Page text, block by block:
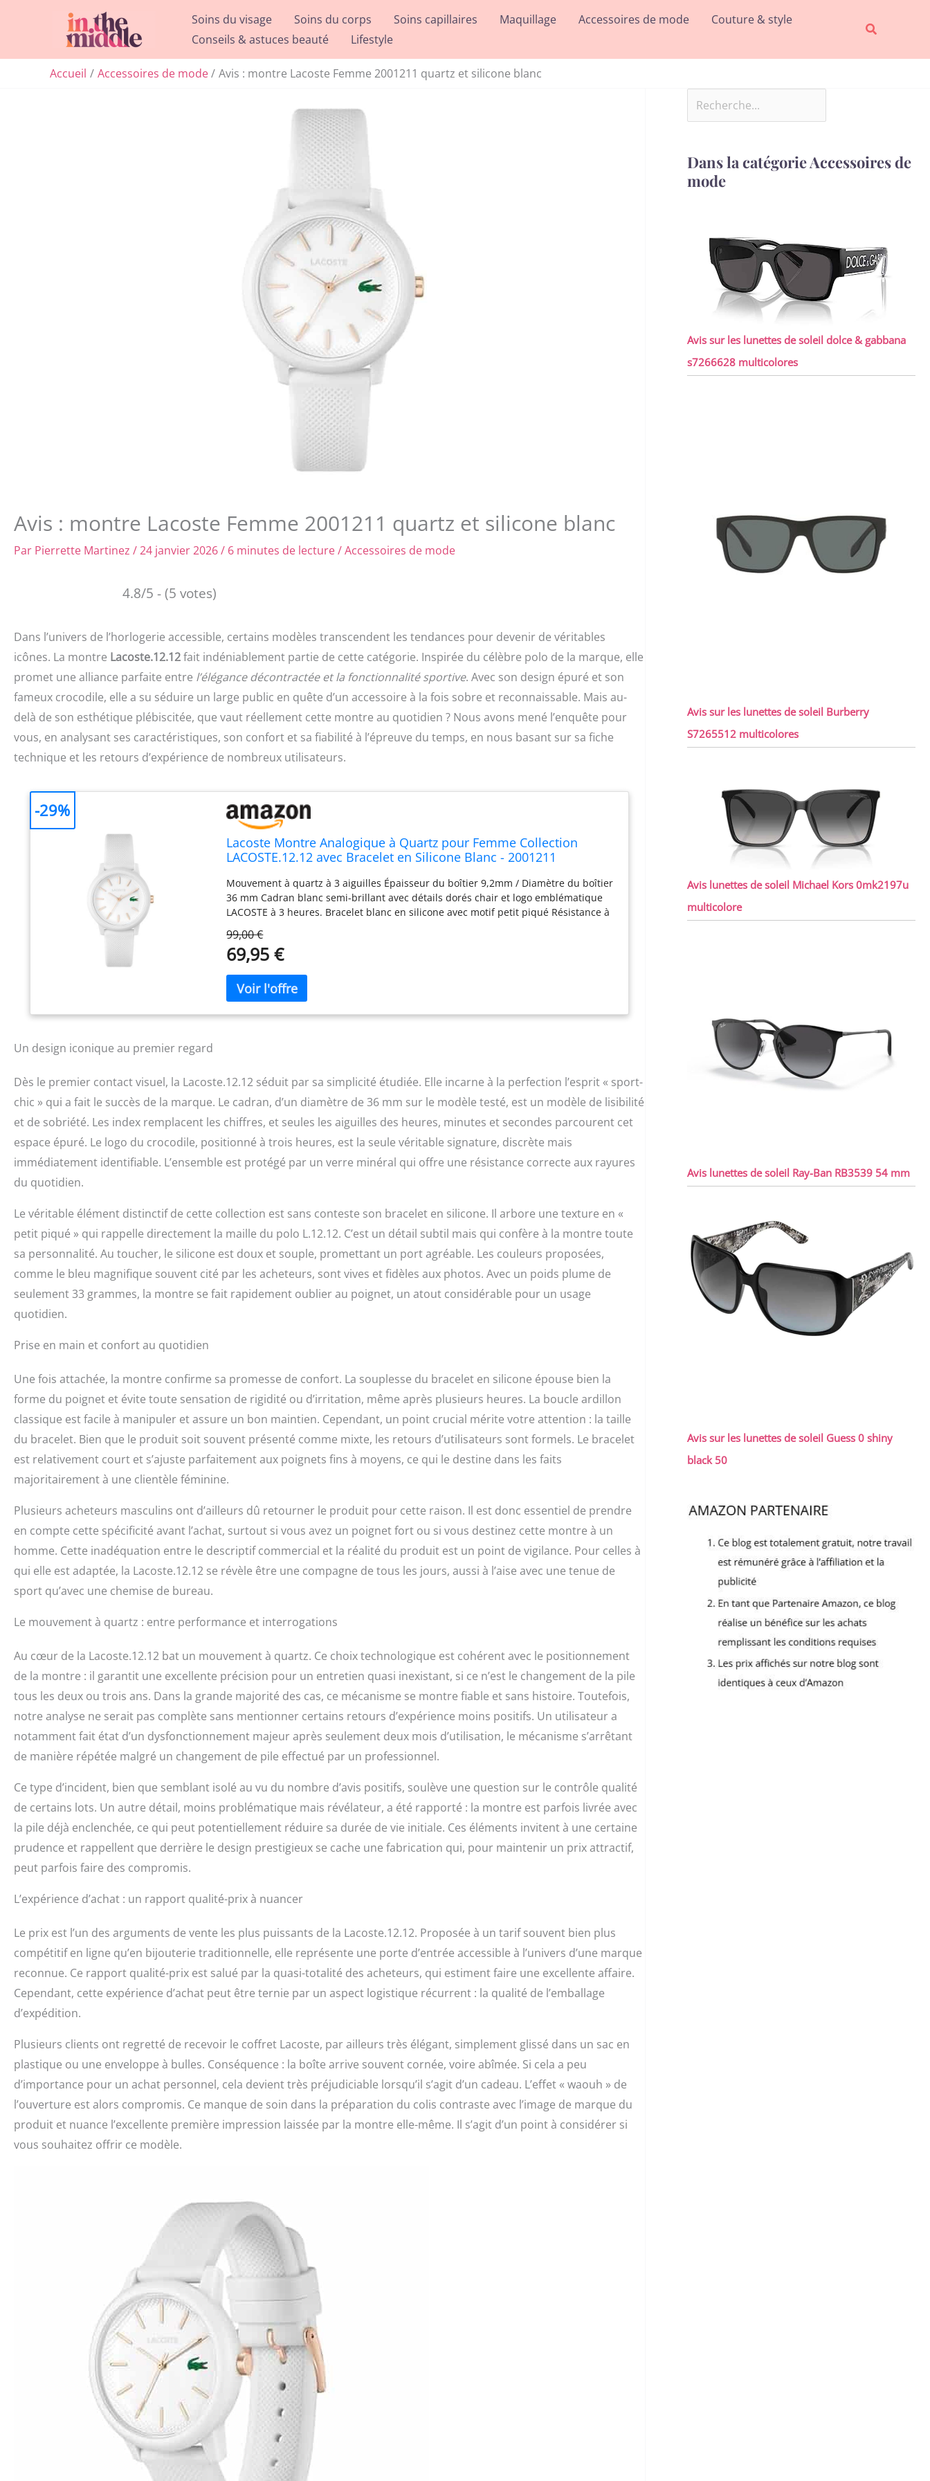
Soins du visage Soins du corps Soins capillaires Maquillage Accessoires de mode
Couture & style
Conseils & astuces beauté
Lifestyle
Rechercher
Accueil Accessoires de mode Avis : montre Lacoste Femme 2001211 quartz et silicone blanc
Avis : montre Lacoste Femme 2001211 quartz et silicone blanc
Par Pierrette Martinez /24 janvier 2026/ 6 minutes de lecture/Accessoires de mode
4.8/5 - (5 votes)
Dans l’univers de l’horlogerie accessible, certains modèles transcendent les tendances pour devenir de véritables
icônes. La montre Lacoste.12.12fait indéniablement partie de cette catégorie. Inspirée du célèbre polo de la marque, elle
promet une alliance parfaite entre l’élégance décontractée et la fonctionnalité sportive. Avec son design épuré et son
fameux crocodile, elle a su séduire un large public en quête d’un accessoire à la fois sobre et reconnaissable. Mais au-
delà de son esthétique plébiscitée, que vaut réellement cette montre au quotidien ? Nous avons mené l’enquête pour
vous, en analysant ses caractéristiques, son confort et sa fiabilité à l’épreuve du temps, en nous basant sur sa fiche
technique et les retours d’expérience de nombreux utilisateurs.
Lacoste Montre Analogique à Quartz pour Femme Collection
LACOSTE.12.12 avec Bracelet en Silicone Blanc - 2001211
Mouvement à quartz à 3 aiguilles Épaisseur du boîtier 9,2mm / Diamètre du boîtier
36 mm Cadran blanc semi-brillant avec détails dorés chair et logo emblématique
LACOSTE à 3 heures. Bracelet blanc en silicone avec motif petit piqué Résistance à
plongée sous-marine
99,00 €
69,95 €
-29%
Un design iconique au premier regard
Dès le premier contact visuel, la Lacoste.12.12 séduit par sa simplicité étudiée. Elle incarne à la perfection l’esprit « sport-
chic » qui a fait le succès de la marque. Le cadran, d’un diamètre de 36 mm sur le modèle testé, est un modèle de lisibilité
et de sobriété. Les index remplacent les chiffres, et seules les aiguilles des heures, minutes et secondes parcourent cet
espace épuré. Le logo du crocodile, positionné à trois heures, est la seule véritable signature, discrète mais
immédiatement identifiable. L’ensemble est protégé par un verre minéral qui offre une résistance correcte aux rayures
du quotidien.
Le véritable élément distinctif de cette collection est sans conteste son bracelet en silicone. Il arbore une texture en «
petit piqué » qui rappelle directement la maille du polo L.12.12. C’est un détail subtil mais qui confère à la montre toute
sa personnalité. Au toucher, le silicone est doux et souple, promettant un port agréable. Les couleurs proposées,
comme le bleu magnifique souvent cité par les acheteurs, sont vives et fidèles aux photos. Avec un poids plume de
seulement 33 grammes, la montre se fait rapidement oublier au poignet, un atout considérable pour un usage
quotidien.
Prise en main et confort au quotidien
Une fois attachée, la montre confirme sa promesse de confort. La souplesse du bracelet en silicone épouse bien la
forme du poignet et évite toute sensation de rigidité ou d’irritation, même après plusieurs heures. La boucle ardillon
classique est facile à manipuler et assure un bon maintien. Cependant, un point crucial mérite votre attention : la taille
du bracelet. Bien que le produit soit souvent présenté comme mixte, les retours d’utilisateurs sont formels. Le bracelet
est relativement court et s’ajuste parfaitement aux poignets fins à moyens, ce qui le destine dans les faits
majoritairement à une clientèle féminine.
Plusieurs acheteurs masculins ont d’ailleurs dû retourner le produit pour cette raison. Il est donc essentiel de prendre
en compte cette spécificité avant l’achat, surtout si vous avez un poignet fort ou si vous destinez cette montre à un
homme. Cette inadéquation entre le descriptif commercial et la réalité du produit est un point de vigilance. Pour celles à
qui elle est adaptée, la Lacoste.12.12 se révèle être une compagne de tous les jours, aussi à l’aise avec une tenue de
sport qu’avec une chemise de bureau.
Le mouvement à quartz : entre performance et interrogations
Au cœur de la Lacoste.12.12 bat un mouvement à quartz. Ce choix technologique est cohérent avec le positionnement
de la montre : il garantit une excellente précision pour un entretien quasi inexistant, si ce n’est le changement de la pile
tous les deux ou trois ans. Dans la grande majorité des cas, ce mécanisme se montre fiable et sans histoire. Toutefois,
notre analyse ne serait pas complète sans mentionner certains retours d’expérience moins positifs. Un utilisateur a
notamment fait état d’un dysfonctionnement majeur après seulement deux mois d’utilisation, le mécanisme s’arrêtant
de manière répétée malgré un changement de pile effectué par un professionnel.
Ce type d’incident, bien que semblant isolé au vu du nombre d’avis positifs, soulève une question sur le contrôle qualité
de certains lots. Un autre détail, moins problématique mais révélateur, a été rapporté : la montre est parfois livrée avec
la pile déjà enclenchée, ce qui peut potentiellement réduire sa durée de vie initiale. Ces éléments invitent à une certaine
prudence et rappellent que derrière le design prestigieux se cache une fabrication qui, pour maintenir un prix attractif,
peut parfois faire des compromis.
L’expérience d’achat : un rapport qualité-prix à nuancer
Le prix est l’un des arguments de vente les plus puissants de la Lacoste.12.12. Proposée à un tarif souvent bien plus
compétitif en ligne qu’en bijouterie traditionnelle, elle représente une porte d’entrée accessible à l’univers d’une marque
reconnue. Ce rapport qualité-prix est salué par la quasi-totalité des acheteurs, qui estiment faire une excellente affaire.
Cependant, cette expérience d’achat peut être ternie par un aspect logistique récurrent : la qualité de l’emballage
d’expédition.
Plusieurs clients ont regretté de recevoir le coffret Lacoste, par ailleurs très élégant, simplement glissé dans un sac en
plastique ou une enveloppe à bulles. Conséquence : la boîte arrive souvent cornée, voire abîmée. Si cela a peu
d’importance pour un achat personnel, cela devient très préjudiciable lorsqu’il s’agit d’un cadeau. L’effet « waouh » de
l’ouverture est alors compromis. Ce manque de soin dans la préparation du colis contraste avec l’image de marque du
produit et nuance l’excellente première impression laissée par la montre elle-même. Il s’agit d’un point à considérer si
vous souhaitez offrir ce modèle.
Dans la catégorie Accessoires de
mode
Avis sur les lunettes de soleil dolce & gabbana
s7266628 multicolores
Avis sur les lunettes de soleil Burberry
S7265512 multicolores
Avis lunettes de soleil Michael Kors 0mk2197u
multicolore
Avis lunettes de soleil Ray-Ban RB3539 54 mm
Avis sur les lunettes de soleil Guess 0 shiny
black 50